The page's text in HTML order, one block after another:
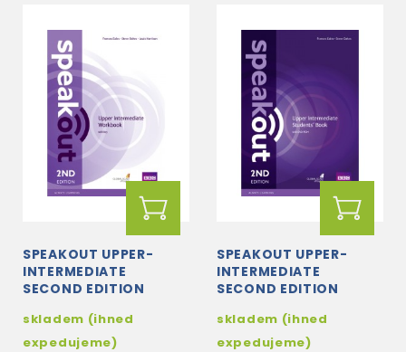
SPEAKOUT UPPER-
INTERMEDIATE
SECOND EDITION
skladem (ihned
expedujeme)
SPEAKOUT UPPER-
INTERMEDIATE
SECOND EDITION
DVD-ROM
skladem (ihned
expedujeme)